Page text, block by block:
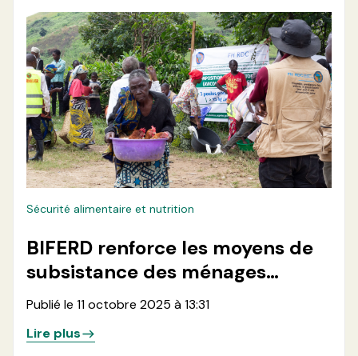
Sécurité alimentaire et nutrition
BIFERD renforce les moyens de
subsistance des ménages
vulnérables en zone de santé de
500 kits pastoraux
Publié le 11 octobre 2025 à 13:31
Lire plus